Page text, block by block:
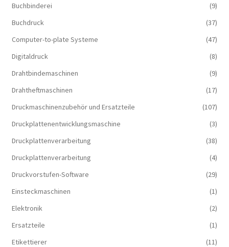
Buchbinderei
(9)
Buchdruck
(37)
Computer-to-plate Systeme
(47)
Digitaldruck
(8)
Drahtbindemaschinen
(9)
Drahtheftmaschinen
(17)
Druckmaschinenzubehör und Ersatzteile
(107)
Druckplattenentwicklungsmaschine
(3)
Druckplattenverarbeitung
(38)
Druckplattenverarbeitung
(4)
Druckvorstufen-Software
(29)
Einsteckmaschinen
(1)
Elektronik
(2)
Ersatzteile
(1)
Etikettierer
(11)